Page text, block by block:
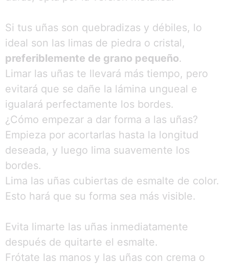
Si tus uñas son quebradizas y débiles, lo
ideal son las limas de piedra o cristal,
preferiblemente de grano pequeño.
Limar las uñas te llevará más tiempo, pero
evitará que se dañe la lámina ungueal e
igualará perfectamente los bordes.
¿Cómo empezar a dar forma a las uñas?
Empieza por acortarlas hasta la longitud
deseada, y luego lima suavemente los
bordes.
Lima las uñas cubiertas de esmalte de color.
Esto hará que su forma sea más visible.
Evita limarte las uñas inmediatamente
después de quitarte el esmalte.
Frótate las manos y las uñas con crema o